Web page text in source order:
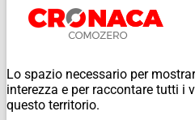
Lo spazio necessario per
interezza e per raccontare tutti i
questo territorio.